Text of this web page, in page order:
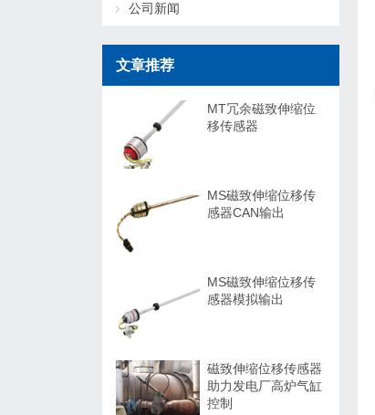
公司新闻
文章推荐
MT冗余磁致伸缩位
移传感器
MS磁致伸缩位移传
感器CAN输出
MS磁致伸缩位移传
感器模拟输出
磁致伸缩位移传感器
助力发电厂高炉气缸
控制